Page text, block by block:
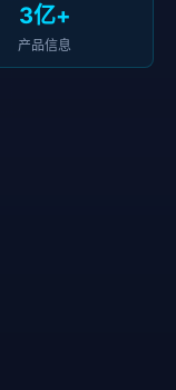
3亿+
产品信息